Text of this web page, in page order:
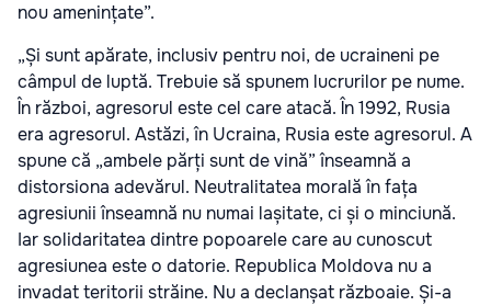
nou amenințate”.
„Și sunt apărate, inclusiv pentru noi, de ucraineni pe
câmpul de luptă. Trebuie să spunem lucrurilor pe nume.
În război, agresorul este cel care atacă. În 1992, Rusia
era agresorul. Astăzi, în Ucraina, Rusia este agresorul. A
spune că „ambele părți sunt de vină” înseamnă a
distorsiona adevărul. Neutralitatea morală în fața
agresiunii înseamnă nu numai lașitate, ci și o minciună.
Iar solidaritatea dintre popoarele care au cunoscut
agresiunea este o datorie. Republica Moldova nu a
invadat teritorii străine. Nu a declanșat războaie. Și-a